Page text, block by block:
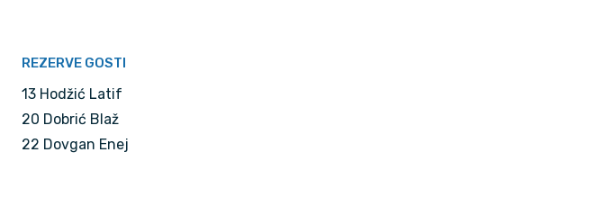
REZERVE GOSTI
13 Hodžić Latif
20 Dobrić Blaž
22 Dovgan Enej